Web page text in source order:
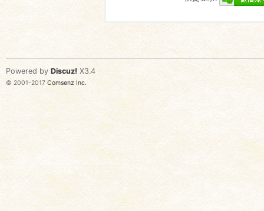
Powered by Discuz! X3.4
© 2001-2017 Comsenz Inc.